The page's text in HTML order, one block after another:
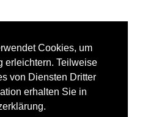
Cookies, um
erleichtern. Teilweise
von Diensten Dritter
erhalten Sie in